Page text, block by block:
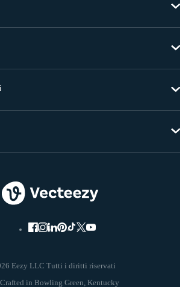
Eezy LLC Tutti i diritti riservati